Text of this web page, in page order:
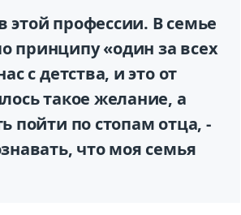
профессии. В семье
принципу «один за всех
с детства, и это от
такое желание, а
пойти по стопам отца, -
что моя семья